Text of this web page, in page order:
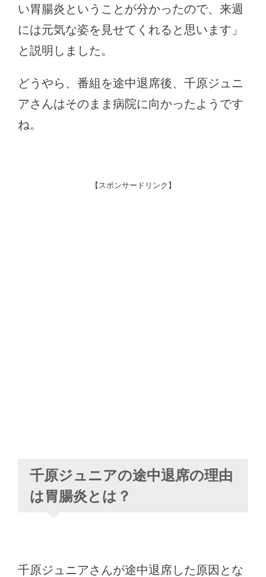
い胃腸炎ということが分かったので、来週
には元気な姿を見せてくれると思います」
と説明しました。
どうやら、番組を途中退席後、千原ジュニ
アさんはそのまま病院に向かったようです
ね。
【スポンサードリンク】
千原ジュニアの途中退席の理由
は胃腸炎とは？
千原ジュニアさんが途中退席した原因とな